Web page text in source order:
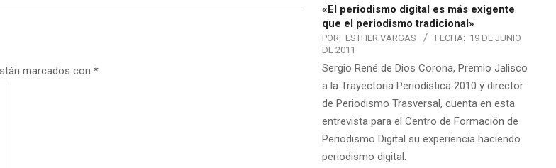
marcados con *
«El periodismo digital es más exigente
que el periodismo tradicional»
POR: ESTHER VARGAS FECHA: 19 DE JUNIO
DE 2011
Sergio René de Dios Corona, Premio Jalisco
a la Trayectoria Periodística 2010 y director
de Periodismo Trasversal, cuenta en esta
entrevista para el Centro de Formación de
Periodismo Digital su experiencia haciendo
periodismo digital.